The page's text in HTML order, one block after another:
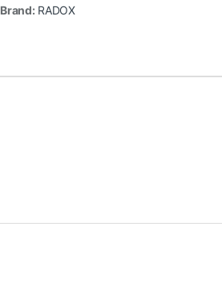
Brand: RADOX